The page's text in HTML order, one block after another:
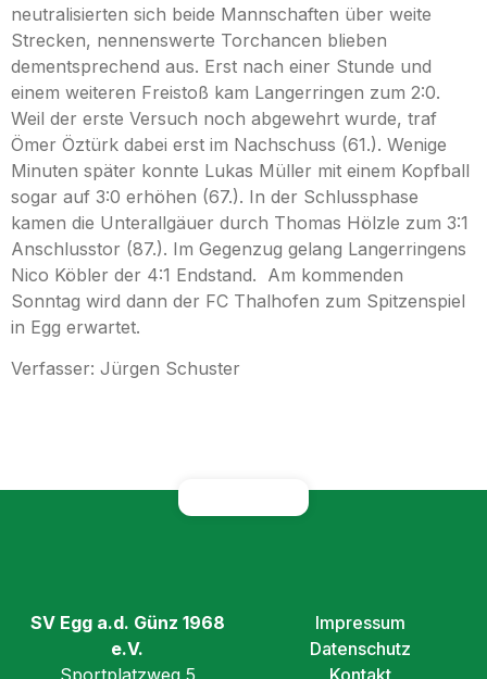
neutralisierten sich beide Mannschaften über weite
Strecken, nennenswerte Torchancen blieben
dementsprechend aus. Erst nach einer Stunde und
einem weiteren Freistoß kam Langerringen zum 2:0.
Weil der erste Versuch noch abgewehrt wurde, traf
Ömer Öztürk dabei erst im Nachschuss (61.). Wenige
Minuten später konnte Lukas Müller mit einem Kopfball
sogar auf 3:0 erhöhen (67.). In der Schlussphase
kamen die Unterallgäuer durch Thomas Hölzle zum 3:1
Anschlusstor (87.). Im Gegenzug gelang Langerringens
Nico Köbler der 4:1 Endstand. Am kommenden
Sonntag wird dann der FC Thalhofen zum Spitzenspiel
in Egg erwartet.
Verfasser: Jürgen Schuster
SV Egg a.d. Günz 1968
e.V.
Impressum
Datenschutz